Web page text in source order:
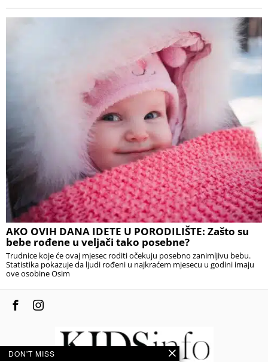
AKO OVIH DANA IDETE U PORODILIŠTE: Zašto su
bebe rođene u veljači tako posebne?
Trudnice koje će ovaj mjesec roditi očekuju posebno zanimljivu bebu.
Statistika pokazuje da ljudi rođeni u najkraćem mjesecu u godini imaju
ove osobine Osim
DON'T MISS